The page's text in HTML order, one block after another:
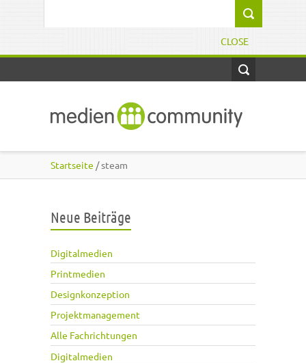
CLOSE
Startseite / steam
Neue Beiträge
Digitalmedien
Printmedien
Designkonzeption
Projektmanagement
Alle Fachrichtungen
Digitalmedien